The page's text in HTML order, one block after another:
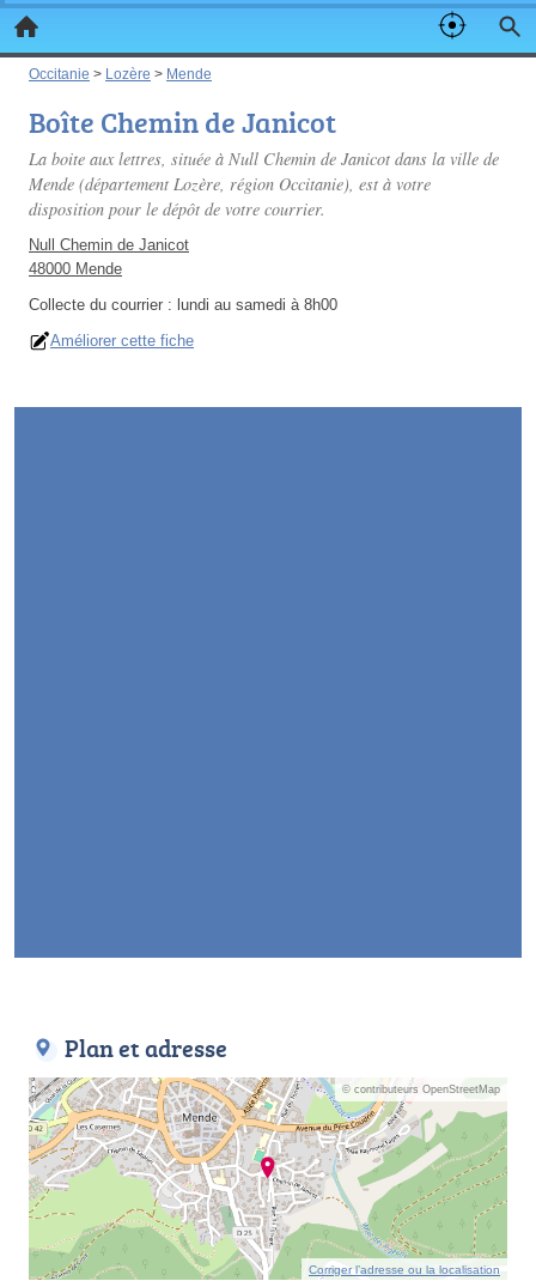
Occitanie > Lozère > Mende
Boîte Chemin de Janicot
La boite aux lettres, située à Null Chemin de Janicot dans la ville de
Mende (département Lozère, région Occitanie), est à votre
disposition pour le dépôt de votre courrier.
Null Chemin de Janicot
48000 Mende
Collecte du courrier : lundi au samedi à 8h00
Améliorer cette fiche
Plan et adresse
© contributeurs OpenStreetMap
Corriger l’adresse ou la localisation